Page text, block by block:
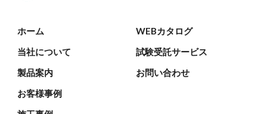
ホーム
当社について
製品案内
お客様事例
WEBカタログ
試験受託サービス
お問い合わせ